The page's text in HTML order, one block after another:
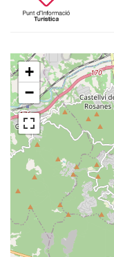
+
−